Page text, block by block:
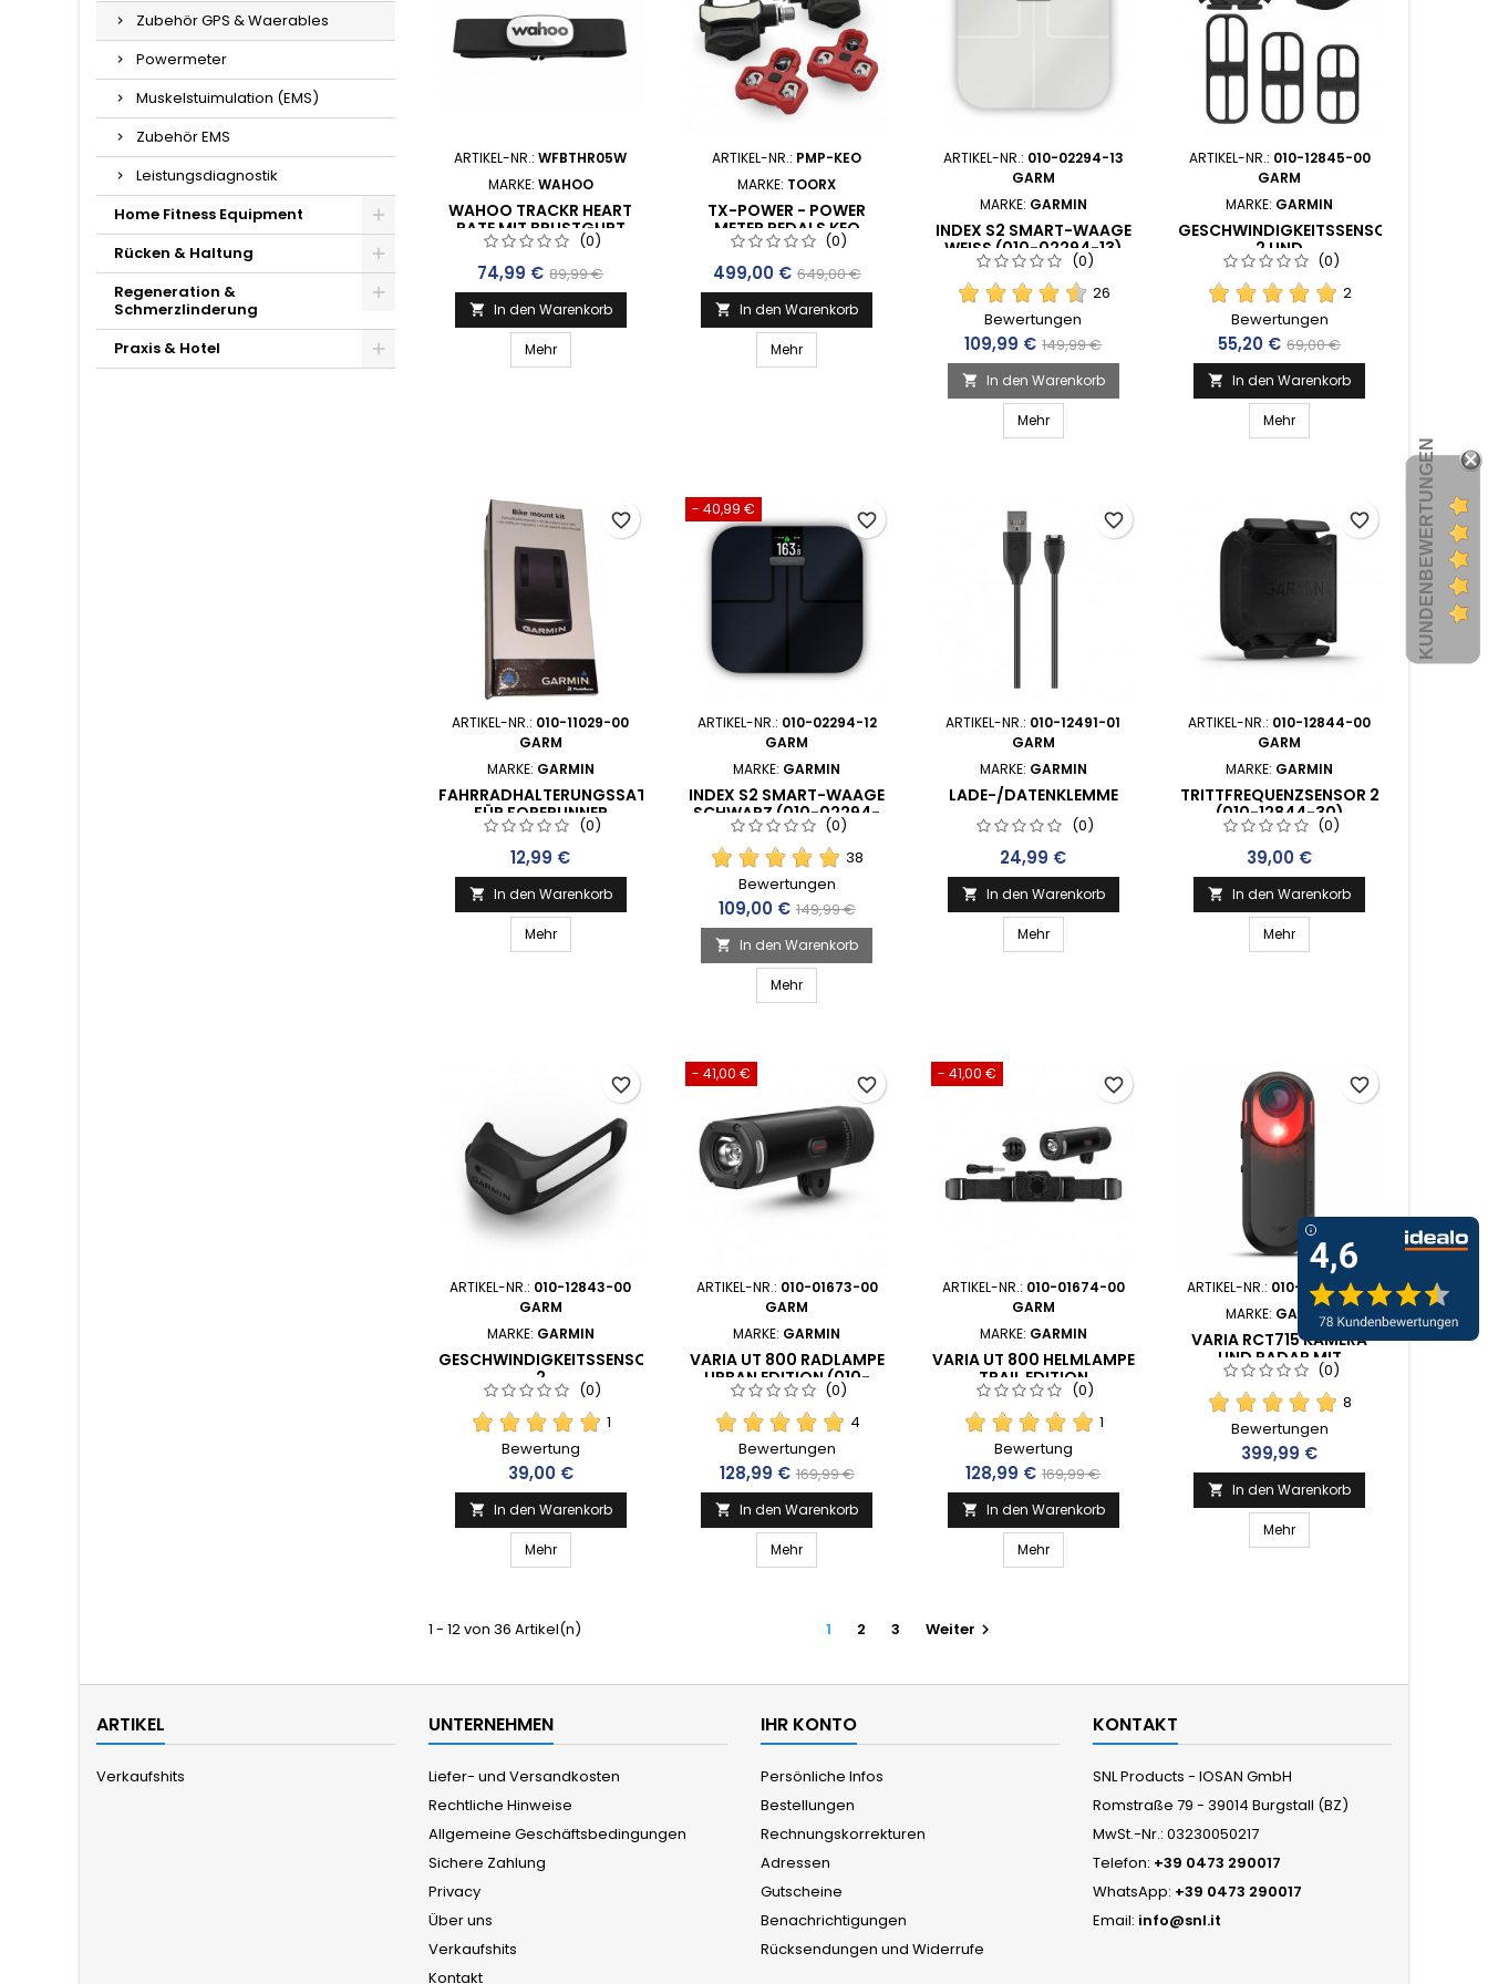
Zubehör GPS & Waerables
Powermeter
Muskelstuimulation (EMS)
Zubehör EMS
Leistungsdiagnostik
Home Fitness Equipment
Rücken & Haltung
Regeneration &
Schmerzlinderung
Praxis & Hotel
ARTIKEL-NR.:WFBTHR05W
MARKE: WAHOO
WAHOO TRACKR HEART
RATE MIT BRUSTGURT
(0)
Preis
74,99 € Verkaufspreis
89,99 €
 In den Warenkorb
Mehr
ARTIKEL-NR.: PMP-KEO
MARKE: TOORX
TX-POWER - POWER
METER PEDALS KEO
SYSTEM - DUAL
(0)
Preis
499,00 € Verkaufspreis
649,00 €
 In den Warenkorb
Mehr
ARTIKEL-NR.: 010-02294-13
GARM
MARKE: GARMIN
INDEX S2 SMART-WAAGE
WEISS (010-02294-13)
(0)
26
Bewertungen
Preis
109,99 € Verkaufspreis
149,99 €
 In den Warenkorb
Mehr
ARTIKEL-NR.: 010-12845-00
GARM
MARKE: GARMIN
GESCHWINDIGKEITSSENSOR
2 UND
TRITTFREQUENZSENSOR 2
(010-12845-00)
(0)
2
Bewertungen
Preis
55,20 € Verkaufspreis
69,00 €
 In den Warenkorb
Mehr
ARTIKEL-NR.: 010-11029-00
GARM
MARKE: GARMIN
FAHRRADHALTERUNGSSATZ
FÜR FORERUNNER
(0)
Preis
12,99 €
 In den Warenkorb
Mehr
favorite_border
- 40,99 €
ARTIKEL-NR.: 010-02294-12
GARM
MARKE: GARMIN
INDEX S2 SMART-WAAGE
SCHWARZ (010-02294-
12)
(0)
38
Bewertungen
Preis
109,00 € Verkaufspreis
149,99 €
 In den Warenkorb
Mehr
favorite_border
ARTIKEL-NR.: 010-12491-01
GARM
MARKE: GARMIN
LADE-/DATENKLEMME
(0)
Preis
24,99 €
 In den Warenkorb
Mehr
favorite_border
ARTIKEL-NR.: 010-12844-00
GARM
MARKE: GARMIN
TRITTFREQUENZSENSOR 2
(010-12844-30)
(0)
Preis
39,00 €
 In den Warenkorb
Mehr
favorite_border
ARTIKEL-NR.: 010-12843-00
GARM
MARKE: GARMIN
GESCHWINDIGKEITSSENSOR
2
(0)
1
Bewertung
Preis
39,00 €
 In den Warenkorb
Mehr
favorite_border
- 41,00 €
ARTIKEL-NR.: 010-01673-00
GARM
MARKE: GARMIN
VARIA UT 800 RADLAMPE
URBAN EDITION (010-
01673-00)(0)
4
Bewertungen
Preis
128,99 € Verkaufspreis
169,99 €
 In den Warenkorb
Mehr
favorite_border
- 41,00 €
ARTIKEL-NR.: 010-01674-00
GARM
MARKE: GARMIN
VARIA UT 800 HELMLAMPE
TRAIL EDITION
(0)
1
Bewertung
Preis
128,99 € Verkaufspreis
169,99 €
 In den Warenkorb
Mehr
favorite_border
ARTIKEL-NR.: 010-02475-00
MARKE: GARMIN
VARIA RCT715 KAMERA
UND RADAR MIT
INTEGRIERTEM RÜCKLICHT
(010-02475-00)
(0)
8
Bewertungen
Preis
399,99 €
 In den Warenkorb
Mehr
favorite_border
1 - 12 von 36 Artikel(n) 1 2 3 Weiter 
ARTIKEL
Verkaufshits
UNTERNEHMEN
Liefer- und Versandkosten
Rechtliche Hinweise
Allgemeine Geschäftsbedingungen
Sichere Zahlung
Privacy
Über uns
Verkaufshits
Kontakt
IHR KONTO
Persönliche Infos
Bestellungen
Rechnungskorrekturen
Adressen
Gutscheine
Benachrichtigungen
Rücksendungen und Widerrufe
KONTAKT
SNL Products - IOSAN GmbH
Romstraße 79 - 39014 Burgstall (BZ)
MwSt.-Nr.: 03230050217
Telefon: +39 0473 290017
WhatsApp: +39 0473 290017
Email: info@snl.it
KUNDENBEWERTUNGEN